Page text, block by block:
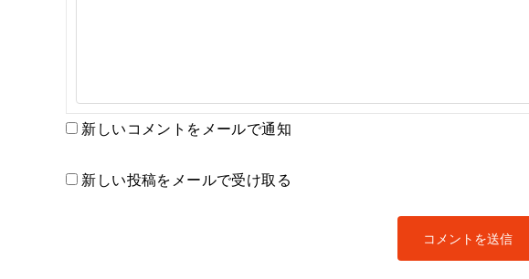
新しいコメントをメールで通知
新しい投稿をメールで受け取る